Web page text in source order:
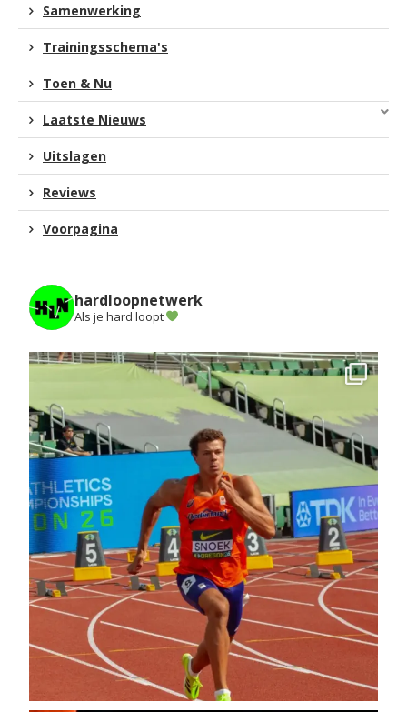
Samenwerking
Trainingsschema's
Toen & Nu
Laatste Nieuws
Uitslagen
Reviews
Voorpagina
hardloopnetwerk
Als je hard loopt